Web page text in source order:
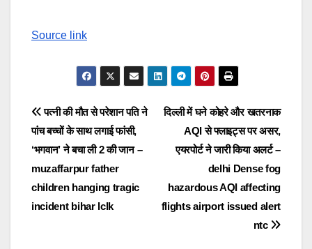
Source link
Post
navigation
दिल्ली में घने कोहरे और खतरनाक
AQI से फ्लाइट्स पर असर,
एयरपोर्ट ने जारी किया अलर्ट –
delhi Dense fog
hazardous AQI affecting
flights airport issued alert
ntc
पत्नी की मौत से परेशान पति ने
पांच बच्चों के साथ लगाई फांसी,
‘भगवान’ ने बचा ली 2 की जान –
muzaffarpur father
children hanging tragic
incident bihar lclk